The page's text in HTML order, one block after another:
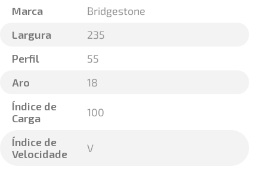
Marca
Bridgestone
Largura
235
Perfil
55
Aro
18
Índice de
Carga
100
Índice de
Velocidade
V